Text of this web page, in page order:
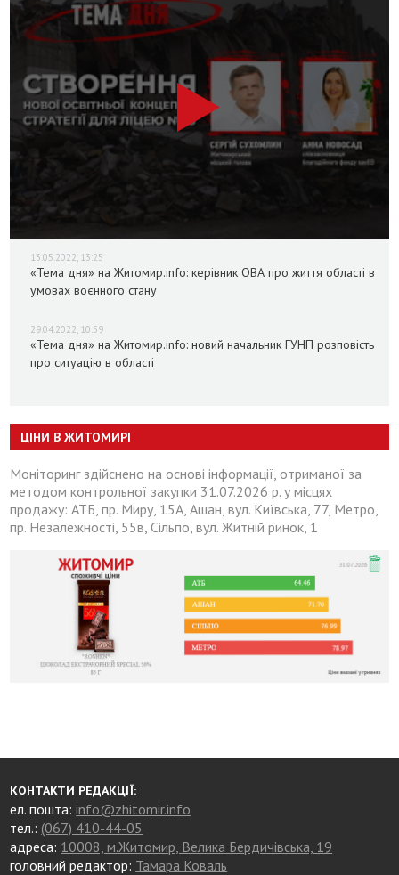
13.05.2022, 13:25
«Тема дня» на Житомир.info: керівник ОВА про життя області в
умовах воєнного стану
29.04.2022, 10:59
«Тема дня» на Житомир.info: новий начальник ГУНП розповість
про ситуацію в області
ЦІНИ В ЖИТОМИРІ
Моніторинг здійснено на основі інформації, отриманої за
методом контрольної закупки 31.07.2026 р. у місцях
продажу: АТБ, пр. Миру, 15А, Ашан, вул. Київська, 77, Метро,
пр. Незалежності, 55в, Сільпо, вул. Житній ринок, 1
КОНТАКТИ РЕДАКЦІЇ:
ел. пошта:info@zhitomir.info
тел.: (067) 410-44-05
адреса: 10008, м.Житомир, Велика Бердичівська, 19
головний редактор: Тамара Коваль